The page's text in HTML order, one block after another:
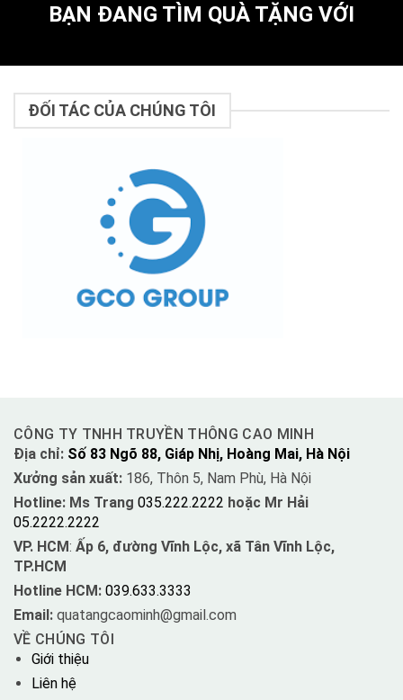
BẠN ĐANG TÌM QUÀ TẶNG VỚI
ĐỐI TÁC CỦA CHÚNG TÔI
CÔNG TY TNHH TRUYỀN THÔNG CAO MINH
Địa chỉ: Số 83 Ngõ 88, Giáp Nhị, Hoàng Mai, Hà Nội
Xưởng sản xuất: 186, Thôn 5, Nam Phù, Hà Nội
Hotline: Ms Trang 035.222.2222 hoặc Mr Hải
05.2222.2222
VP. HCM: Ấp 6, đường Vĩnh Lộc, xã Tân Vĩnh Lộc,
TP.HCM
Hotline HCM: 039.633.3333
Email: quatangcaominh@gmail.com
VỀ CHÚNG TÔI
Giới thiệu
Liên hệ